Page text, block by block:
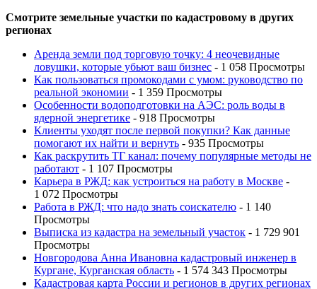
Смотрите земельные участки по кадастровому в других
регионах
Аренда земли под торговую точку: 4 неочевидные
ловушки, которые убьют ваш бизнес - 1 058 Просмотры
Как пользоваться промокодами с умом: руководство по
реальной экономии - 1 359 Просмотры
Особенности водоподготовки на АЭС: роль воды в
ядерной энергетике - 918 Просмотры
Клиенты уходят после первой покупки? Как данные
помогают их найти и вернуть - 935 Просмотры
Как раскрутить ТГ канал: почему популярные методы не
работают - 1 107 Просмотры
Карьера в РЖД: как устроиться на работу в Москве -
1 072 Просмотры
Работа в РЖД: что надо знать соискателю - 1 140
Просмотры
Выписка из кадастра на земельный участок - 1 729 901
Просмотры
Новгородова Анна Ивановна кадастровый инженер в
Кургане, Курганская область - 1 574 343 Просмотры
Кадастровая карта России и регионов в других регионах